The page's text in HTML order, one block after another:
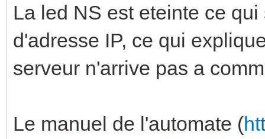
La led NS est eteinte ce
d'adresse IP, ce qui
serveur n'arrive pas a
Le manuel de l'automate (